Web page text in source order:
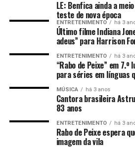
LE: Benfica ainda a
teste de nova época
ENTRETENIMENTO há 3
Último filme Indiana
adeus” para Harrison
ENTRETENIMENTO há 3
“Rabo de Peixe” em 7.º
para séries em línguas
MÚSICA há 3 anos
Cantora brasileira
83 anos
ENTRETENIMENTO há 3
Rabo de Peixe espera
imagem da vila